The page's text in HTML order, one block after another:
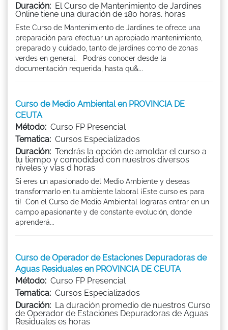
Duración: El Curso de Mantenimiento de Jardines
Online tiene una duración de 180 horas. horas
Este Curso de Mantenimiento de Jardines te ofrece una
preparación para efectuar un apropiado mantenimiento,
preparado y cuidado, tanto de jardines como de zonas
verdes en general. Podrás conocer desde la
documentación requerida, hasta qu&...
Curso de Medio Ambiental en PROVINCIA DE
CEUTA
Método: Curso FP Presencial
Tematica: Cursos Especializados
Duración: Tendrás la opción de amoldar el curso a
tu tiempo y comodidad con nuestros diversos
niveles y vías d horas
Si eres un apasionado del Medio Ambiente y deseas
transformarlo en tu ambiente laboral ¡Este curso es para
ti! Con el Curso de Medio Ambiental lograras entrar en un
campo apasionante y de constante evolución, donde
aprenderá...
Curso de Operador de Estaciones Depuradoras de
Aguas Residuales en PROVINCIA DE CEUTA
Método: Curso FP Presencial
Tematica: Cursos Especializados
Duración: La duración promedio de nuestros Curso
de Operador de Estaciones Depuradoras de Aguas
Residuales es horas